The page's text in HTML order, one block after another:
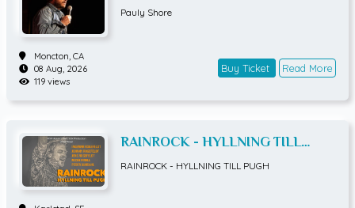
Pauly Shore
Moncton, CA
08 Aug, 2026
119 views
Buy Ticket Read More
RAINROCK - HYLLNING TILL
PUGH
RAINROCK - HYLLNING TILL PUGH